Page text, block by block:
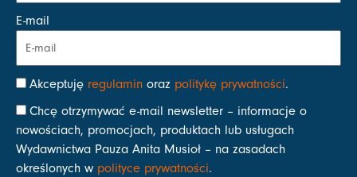
E-mail
Akceptuję regulamin oraz politykę prywatności.
Chcę otrzymywać e-mail newsletter – informacje o
nowościach, promocjach, produktach lub usługach
Wydawnictwa Pauza Anita Musioł – na zasadach
określonych w polityce prywatności.